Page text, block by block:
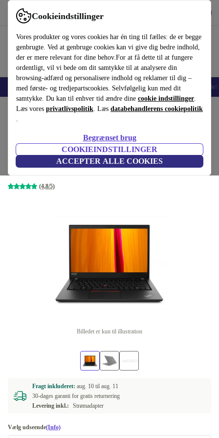
Cookieindstillinger
Vores produkter og vores cookies har én ting til fælles: de er begge
genbrugte. Ved at genbruge cookies kan vi give dig bedre indhold,
der er mere relevant for dine behov.For at få dette til at fungere
ordentligt, vil vi bede om dit samtykke til at analysere din
browsing-adfærd og personalisere indhold og reklamer til dig –
med første- og tredjepartscookies. Selvfølgelig kun med dit
samtykke. Du kan til enhver tid ændre dine cookie indstillinger.
Læs vores privatlivspolitik. Læs databehandlerens cookiepolitik
.
Begrænset brug
COOKIEINDSTILLINGER
ACCEPTER ALLE COOKIES
Brug refurbed hurtigt og nemt
Smartphones Bærbare Tablets Smartwatches Tilbehør
Startside Produkter Bærbare computere Lenovo, bærbare computere
Lenovo ThinkPad T495 |
Ryzen 5 Pro 3500U | 14"
8 GB | 128 GB SSD | FHD | Win 11 Pro |
(4,8/5)
2049 kr.
Nypris: 11579,70 kr.
Billedet er kun til illustration
Fragt inkluderet: aug. 10 til aug. 11
30-dages garanti for gratis returnering
Levering inkl.:
Strømadapter
Vælg udseende(Info)